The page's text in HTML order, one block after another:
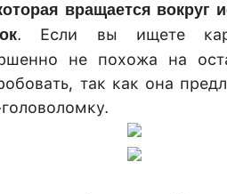
вращается вокруг
. Если вы ищете
не похожа на
так как она